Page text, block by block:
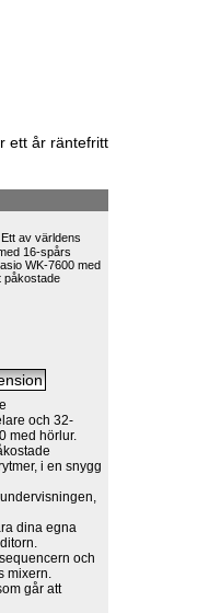
ett år räntefritt
av världens
16-spårs
WK-7600 med
påkostade
och 32-
med hörlur.
i en snygg
dina egna
och
mixern.
går att